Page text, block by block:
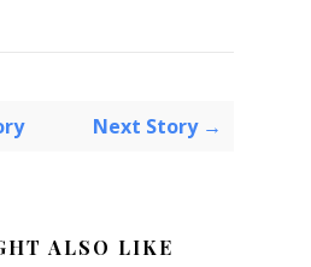
Next Story →
ALSO LIKE